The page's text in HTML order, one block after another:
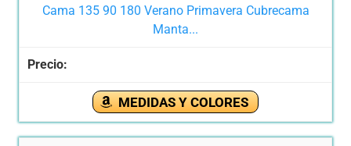
Cama 135 90 180 Verano Primavera Cubrecama
Manta...
MEDIDAS Y COLORES